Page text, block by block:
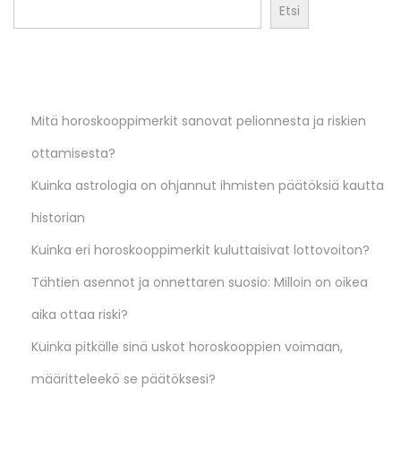
Etsi
Mitä horoskooppimerkit sanovat pelionnesta ja riskien
ottamisesta?
Kuinka astrologia on ohjannut ihmisten päätöksiä kautta
historian
Kuinka eri horoskooppimerkit kuluttaisivat lottovoiton?
Tähtien asennot ja onnettaren suosio: Milloin on oikea
aika ottaa riski?
Kuinka pitkälle sinä uskot horoskooppien voimaan,
määritteleekö se päätöksesi?